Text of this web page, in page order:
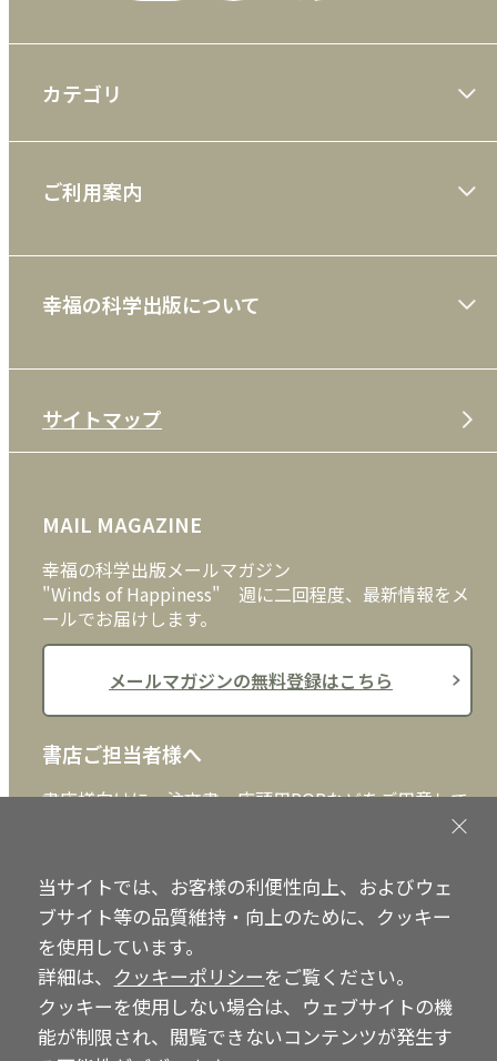
カテゴリ
雑誌
CD
DVD・ブルーレイ
外国語
ご利用案内
利用規約
特定商取引法
プライバシーポリシー
クッキーポリシー
幸福の科学出版について
メディア・ライブラリー
サイトマップ
MAIL MAGAZINE
幸福の科学出版メールマガジン
"Winds of Happiness" 週に二回程度、最新情報をメ
ールでお届けします。
メールマガジンの無料登録はこちら
書店ご担当者様へ
書店様向けに、注文書、店頭用POPなどをご用意して
書店ご担当者様へ
Copyright © IRH Press Co.,Ltd. All Rights Reserved.
当サイトでは、お客様の利便性向上、およびウェ
ブサイト等の品質維持・向上のために、クッキー
を使用しています。
詳細は、 クッキーポリシーをご覧ください。
クッキーを使用しない場合は、ウェブサイトの機
能が制限され、閲覧できないコンテンツが発生す